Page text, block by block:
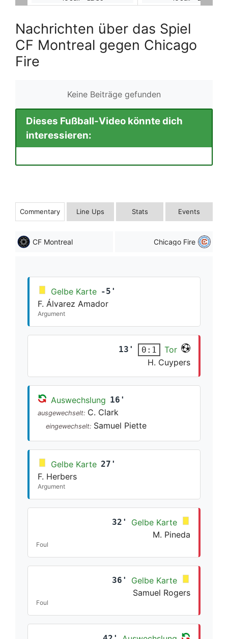
Nachrichten über das Spiel
CF Montreal gegen Chicago
Fire
Keine Beiträge gefunden
Dieses Fußball-Video könnte dich
interessieren:
Commentary Line Ups Stats Events
CF Montreal Chicago Fire
Gelbe Karte -5'
F. Álvarez Amador
Argument
13' 0:1
Tor
H. Cuypers
Auswechslung 16'
ausgewechselt: C. Clark
eingewechselt: Samuel Piette
Gelbe Karte 27'
F. Herbers
Argument
32'
Gelbe Karte
M. Pineda
Foul
36'
Gelbe Karte
Samuel Rogers
Foul